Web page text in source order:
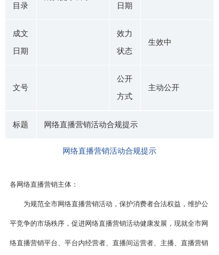
目录
日期
成文
日期
效力
状态
生效中
文号
公开
方式
主动公开
标题 网络直播营销活动合规提示
网络直播营销活动合规提示
各网络直播营销主体：
为规范全市网络直播营销活动，保护消费者合法权益，维护公
平竞争的市场秩序，促进网络直播营销活动健康发展，现就全市网
络直播营销平台、平台内经营者、直播间运营者、主播、直播营销